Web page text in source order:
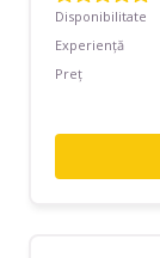
Disponibilitate
Experiență
Preț